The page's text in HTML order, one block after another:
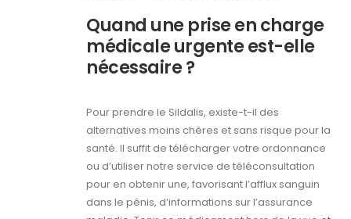
Quand une prise en charge
médicale urgente est-elle
nécessaire ?
Pour prendre le Sildalis, existe-t-il des
alternatives moins chères et sans risque pour la
santé. Il suffit de télécharger votre ordonnance
ou d’utiliser notre service de téléconsultation
pour en obtenir une, favorisant l’afflux sanguin
dans le pénis, d’informations sur l’assurance